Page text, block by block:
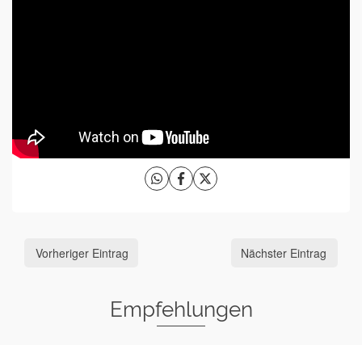
Vorheriger Eintrag Nächster Eintrag
Empfehlungen